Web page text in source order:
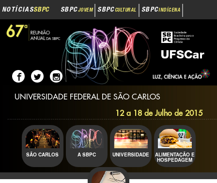
para
o
conteúdo.
navegação
NOTÍCIASSBPC SBPCJOVEM SBPC CULTURAL SBPCINDÍGENA
SBPCINOVAÇÃO
UNIVERSIDADE FEDERAL DE SÃO CARLOS
12 a 18 de Julho de 2015
SÃO CARLOS A SBPC UNIVERSIDADE ALIMENTAÇÃO E
HOSPEDAGEM